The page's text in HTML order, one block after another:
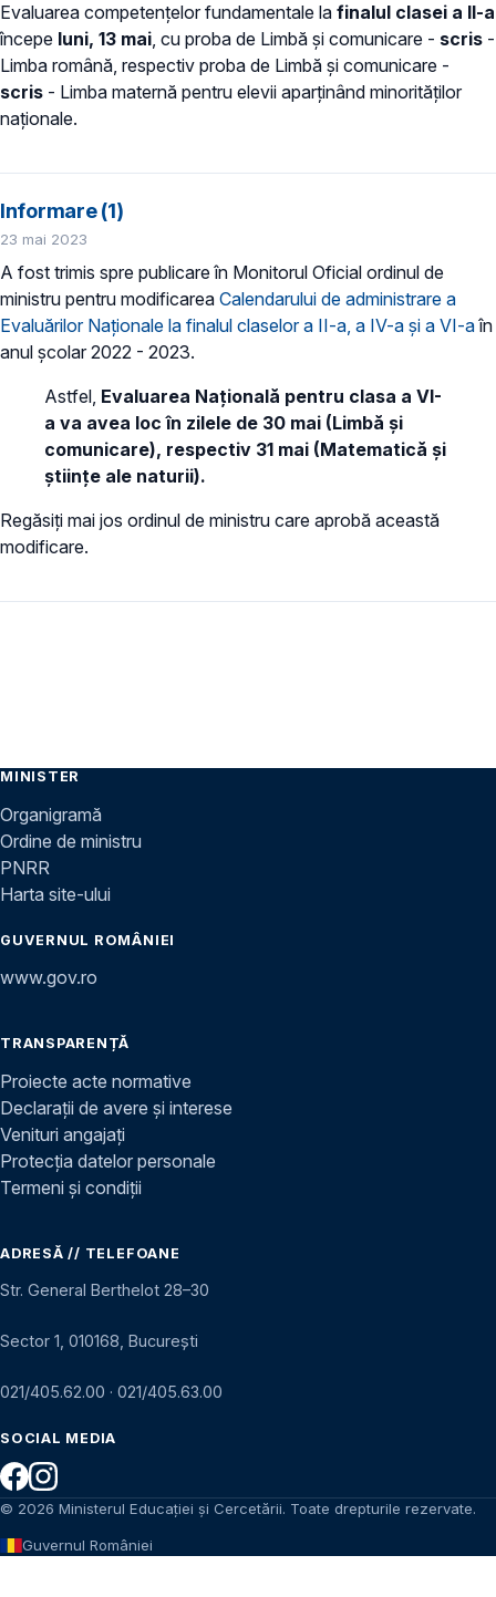
Evaluarea competențelor fundamentale la finalul clasei a II-a
începe luni, 13 mai, cu proba de Limbă și comunicare - scris -
Limba română, respectiv proba de Limbă și comunicare -
scris - Limba maternă pentru elevii aparținând minorităților
naționale.
Informare (1)
23 mai 2023
A fost trimis spre publicare în Monitorul Oficial ordinul de
ministru pentru modificarea Calendarului de administrare a
Evaluărilor Naționale la finalul claselor a II-a, a IV-a și a VI-aîn
anul școlar 2022 - 2023.
Astfel, Evaluarea Națională pentru clasa a VI-
a va avea loc în zilele de 30 mai (Limbă și
comunicare), respectiv 31 mai (Matematică și
științe ale naturii).
Regăsiți mai jos ordinul de ministru care aprobă această
modificare.
MINISTER
Organigramă
Ordine de ministru
PNRR
Harta site-ului
GUVERNUL ROMÂNIEI
www.gov.ro
TRANSPARENȚĂ
Proiecte acte normative
Declarații de avere și interese
Venituri angajați
Protecția datelor personale
Termeni și condiții
ADRESĂ // TELEFOANE
Str. General Berthelot 28–30
Sector 1, 010168, București
021/405.62.00 · 021/405.63.00
SOCIAL MEDIA
© 2026 Ministerul Educației și Cercetării. Toate drepturile rezervate.
Guvernul României